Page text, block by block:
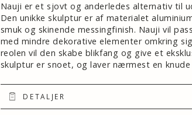
Nauji er et sjovt og anderledes alternativ til
Den unikke skulptur er af materialet
smuk og skinende messingfinish. Nauji vil
med mindre dekorative elementer omkring
reolen vil den skabe blikfang og give et
skulptur er snoet, og laver nærmest en knude
DETALJER